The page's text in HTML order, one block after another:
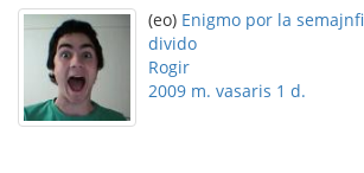
(eo) Enigmo por la
divido
Rogir
2009 m. vasaris 1 d.